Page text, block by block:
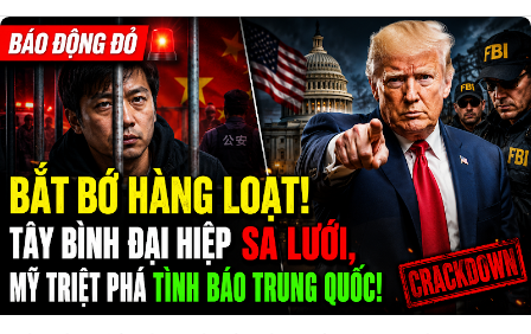
công tầm xa vượt t...